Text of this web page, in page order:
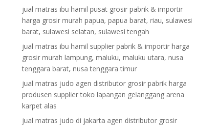
jual matras ibu hamil pusat grosir pabrik & importir
harga grosir murah papua, papua barat, riau, sulawesi
barat, sulawesi selatan, sulawesi tengah
jual matras ibu hamil supplier pabrik & importir harga
grosir murah lampung, maluku, maluku utara, nusa
tenggara barat, nusa tenggara timur
jual matras judo agen distributor grosir pabrik harga
produsen supplier toko lapangan gelanggang arena
karpet alas
jual matras judo di jakarta agen distributor grosir